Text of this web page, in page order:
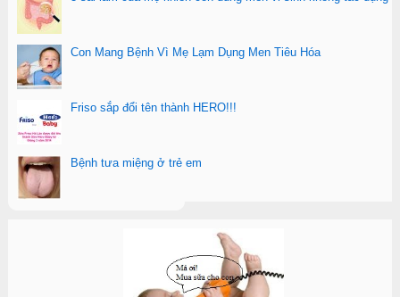
Con Mang Bệnh Vì Mẹ Lạm Dụng Men Tiêu Hóa
Friso sắp đổi tên thành HERO!!!
Bệnh tưa miệng ở trẻ em